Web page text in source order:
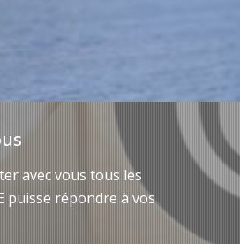
avec vous tous les
puisse répondre à vos